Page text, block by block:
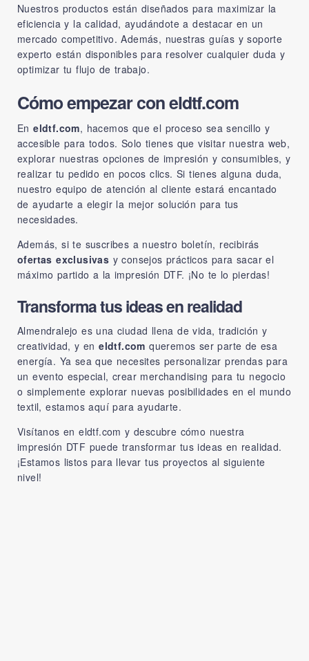
Nuestros productos están diseñados para maximizar la
eficiencia y la calidad, ayudándote a destacar en un
mercado competitivo. Además, nuestras guías y soporte
experto están disponibles para resolver cualquier duda y
optimizar tu flujo de trabajo.
Cómo empezar con eldtf.com
Eneldtf.com, hacemos que el proceso sea sencillo y
accesible para todos. Solo tienes que visitar nuestra web,
explorar nuestras opciones de impresión y consumibles, y
realizar tu pedido en pocos clics. Si tienes alguna duda,
nuestro equipo de atención al cliente estará encantado
de ayudarte a elegir la mejor solución para tus
necesidades.
Además, si te suscribes a nuestro boletín, recibirás
ofertas exclusivas y consejos prácticos para sacar el
máximo partido a la impresión DTF. ¡No te lo pierdas!
Transforma tus ideas en realidad
Almendralejo es una ciudad llena de vida, tradición y
creatividad, y eneldtf.com queremos ser parte de esa
energía. Ya sea que necesites personalizar prendas para
un evento especial, crear merchandising para tu negocio
o simplemente explorar nuevas posibilidades en el mundo
textil, estamos aquí para ayudarte.
Visítanos eneldtf.com y descubre cómo nuestra
impresión DTF puede transformar tus ideas en realidad.
¡Estamos listos para llevar tus proyectos al siguiente
nivel!